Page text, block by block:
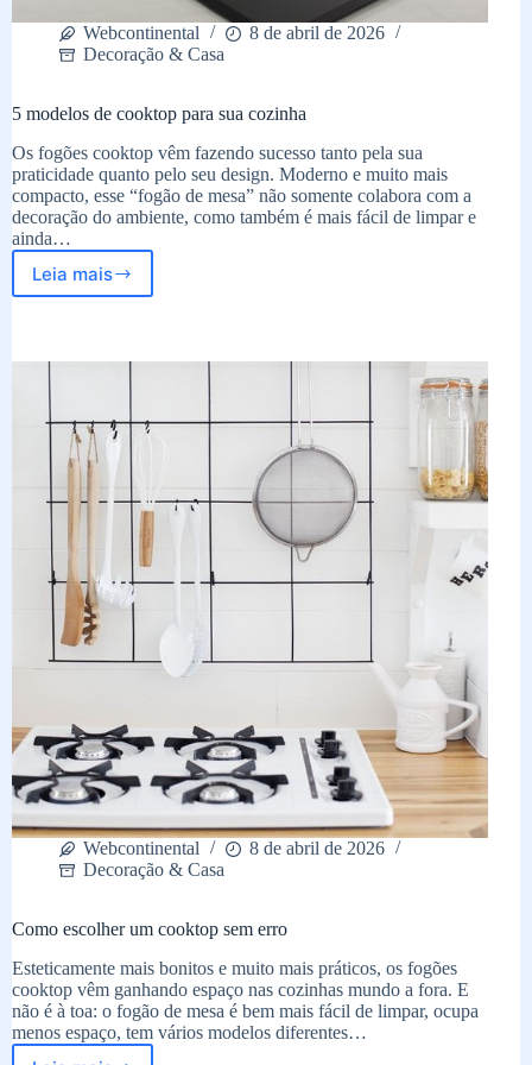
Webcontinental
8 de abril de 2026
Decoração & Casa
5 modelos de cooktop para sua cozinha
Os fogões cooktop vêm fazendo sucesso tanto pela sua
praticidade quanto pelo seu design. Moderno e muito mais
compacto, esse “fogão de mesa” não somente colabora com a
decoração do ambiente, como também é mais fácil de limpar e
ainda…
Leia mais
5
cozinha
Webcontinental
8 de abril de 2026
Decoração & Casa
Como escolher um cooktop sem erro
Esteticamente mais bonitos e muito mais práticos, os fogões
cooktop vêm ganhando espaço nas cozinhas mundo a fora. E
não é à toa: o fogão de mesa é bem mais fácil de limpar, ocupa
menos espaço, tem vários modelos diferentes…